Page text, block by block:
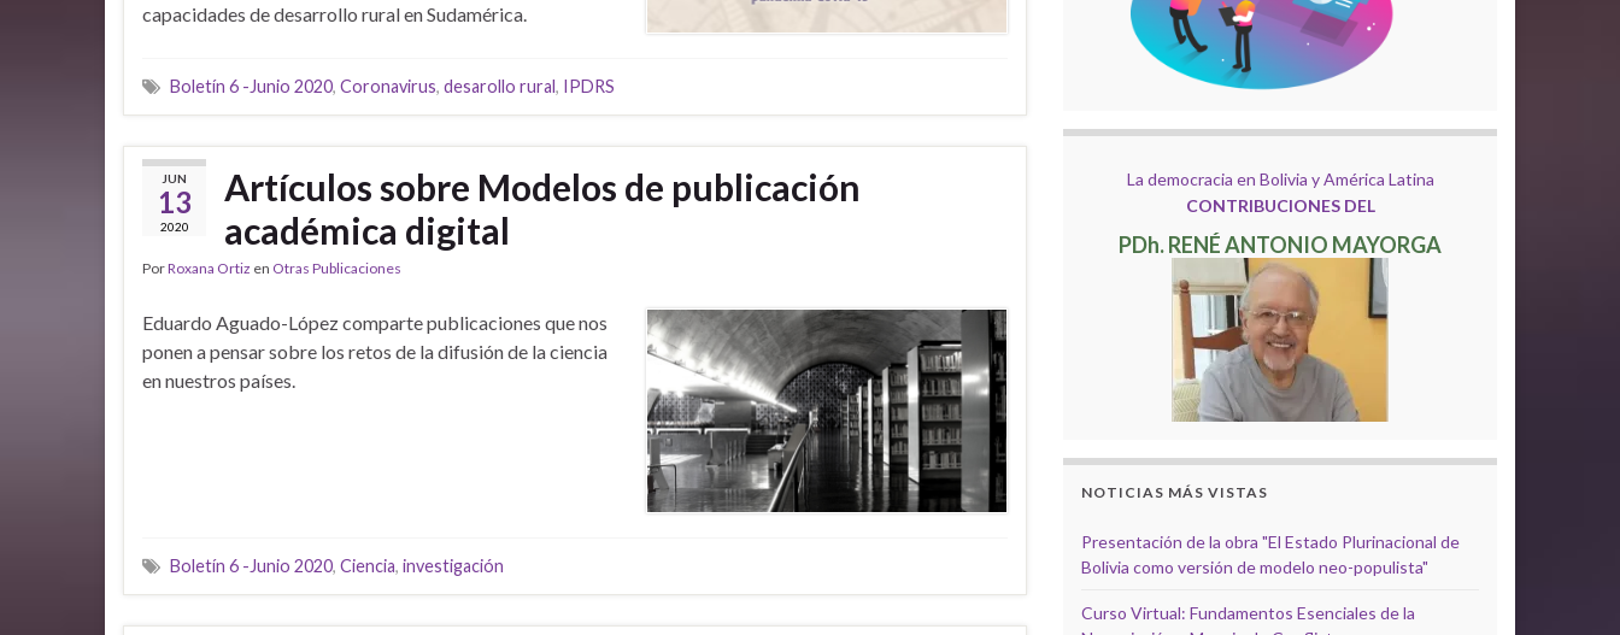
capacidades de desarrollo rural en Sudamérica.
Boletín 6 -Junio 2020, Coronavirus, desarollo rural, IPDRS
JUN
13
2020
Artículos sobre Modelos de publicación
académica digital
PorRoxana Ortiz en Otras Publicaciones
Eduardo Aguado-López comparte publicaciones que nos
ponen a pensar sobre los retos de la difusión de la ciencia
en nuestros países.
Boletín 6 -Junio 2020, Ciencia, investigación
La democracia en Bolivia y América Latina
CONTRIBUCIONES DEL
PDh. RENÉ ANTONIO MAYORGA
NOTICIAS MÁS VISTAS
Presentación de la obra "El Estado Plurinacional de
Bolivia como versión de modelo neo-populista"
Curso Virtual: Fundamentos Esenciales de la